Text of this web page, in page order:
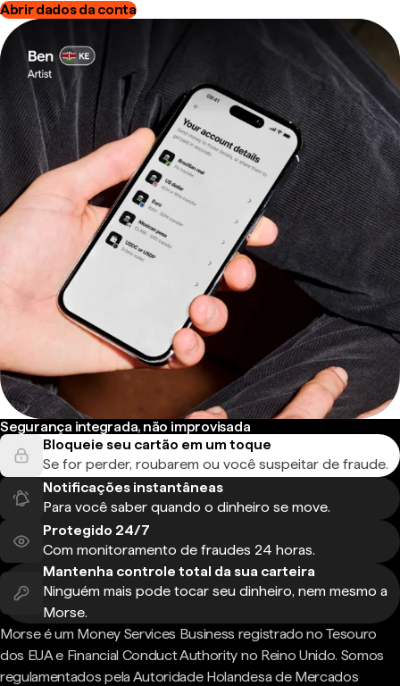
Abrir dados da conta
Segurança integrada, não improvisada
Bloqueie seu cartão em um toque
Se for perder, roubarem ou você suspeitar de fraude.
Notificações instantâneas
Para você saber quando o dinheiro se move.
Protegido 24/7
Com monitoramento de fraudes 24 horas.
Mantenha controle total da sua carteira
Ninguém mais pode tocar seu dinheiro, nem mesmo a
Morse.
Morse é um Money Services Business registrado no Tesouro
dos EUA e Financial Conduct Authority no Reino Unido. Somos
regulamentados pela Autoridade Holandesa de Mercados